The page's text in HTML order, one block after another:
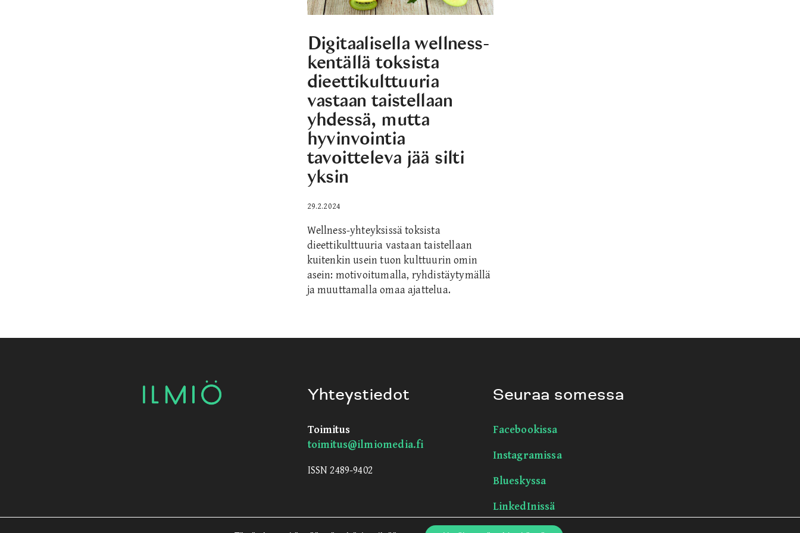
Digitaalisella wellness-
kentällä toksista
dieettikulttuuria
vastaan taistellaan
yhdessä, mutta
hyvinvointia
tavoitteleva jää silti
yksin
29.2.2024
Wellness-yhteyksissä toksista
dieettikulttuuria vastaan taistellaan
kuitenkin usein tuon kulttuurin omin
asein: motivoitumalla, ryhdistäytymällä
ja muuttamalla omaa ajattelua.
Yhteystiedot
Toimitus
toimitus@ilmiomedia.fi
ISSN 2489-9402
Seuraa somessa
Facebookissa
Instagramissa
Blueskyssa
LinkedInissä